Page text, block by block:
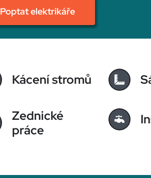
Poptat elektrikáře
Kácení stromů
Zednické
práce